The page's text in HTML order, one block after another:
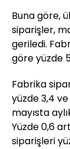
Buna göre,
siparişler,
geriledi.
göre yüzde
Fabrika
yüzde 3,4 ve
mayısta
Yüzde 0,6
siparişleri